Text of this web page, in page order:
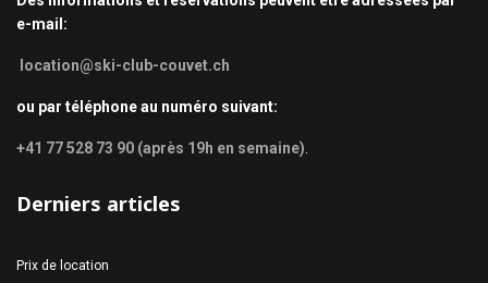
e-mail:
location@ski-club-couvet.ch
ou par téléphone au numéro suivant:
+41 77 528 73 90 (après 19h en semaine)
Derniers articles
Prix de location